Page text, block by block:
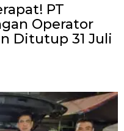
PT
Operator
Ditutup 31 Juli